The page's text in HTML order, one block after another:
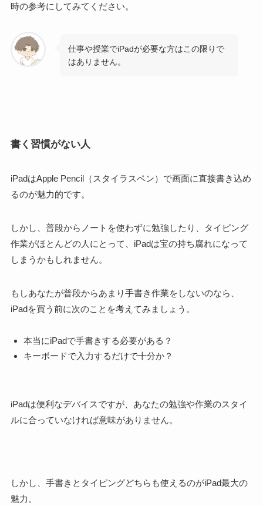
時の参考にしてみてください。
仕事や授業でiPadが必要な方はこの限りで
はありません。
書く習慣がない人
iPadはApple Pencil（スタイラスペン）で画面に直接書き込め
るのが魅力的です。
しかし、 普段からノートを使わずに勉強したり、タイピング
作業がほとんどの人にとって、iPadは宝の持ち腐れになって
しまうかもしれません。
もしあなたが普段からあまり手書き作業をしないのなら、
iPadを買う前に次のことを考えてみましょう 。
本当にiPadで手書きする必要がある？
キーボードで入力するだけで十分か？
iPadは便利なデバイスですが、 あなたの勉強や作業のスタイ
ルに合っていなければ意味がありません。
しかし、 手書きとタイピングどちらも使えるのがiPad最大の
魅力 。